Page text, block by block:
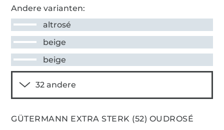
Andere varianten:
altrosé
beige
beige
GÜTERMANN EXTRA STERK (52) OUDROSÉ